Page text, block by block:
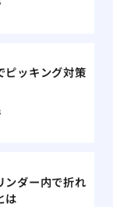
ピッキング対策
ンダー内で折れ
は